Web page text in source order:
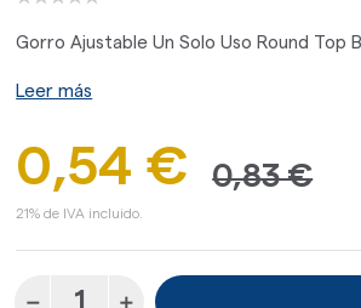
Gorro Ajustable Un Solo Uso Round Top
Leer más
0,54 € 0,83 €
21% de IVA incluido.